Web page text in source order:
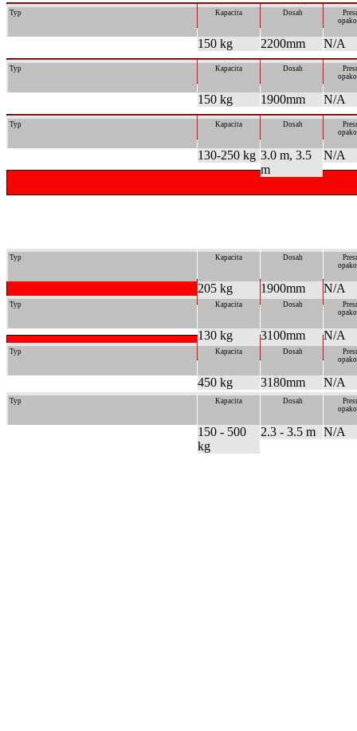
Typ Kapacita
150 kg
Dosah
2200mm N/A
Typ Kapacita
150 kg
Dosah
1900mm N/A
Typ Kapacita
130-250 kg
Dosah
3.0 m, 3.5
m
N/A
Typ Kapacita
205 kg
Dosah
1900mm N/A
Typ Kapacita
130 kg
Dosah
3100mm N/A
Typ Kapacita
450 kg
Dosah
3180mm N/A
Typ Kapacita
150 - 500
kg
Dosah
2.3 - 3.5 m N/A